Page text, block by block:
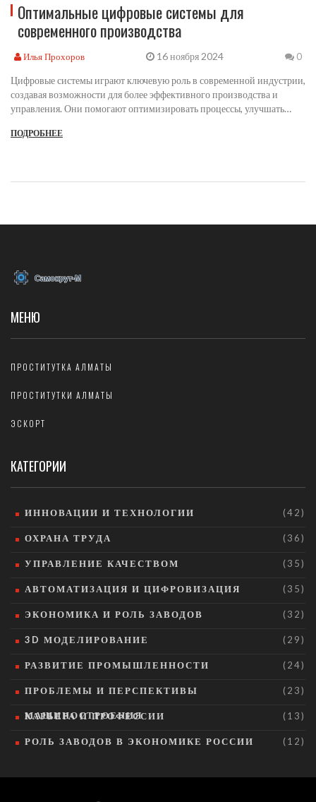
Оптимальные цифровые системы для
современного производства
Илья Прохоров 16 ноября 2024 0
Цифровые системы играют ключевую роль в современной индустрии,
создавая возможности для более эффективного производства и
управления. Они помогают оптимизировать процессы, улучшать
основные примеры цифровых технологий, применяемых в
блокчейн, становятся неотъемлемой частью современного
ПОДРОБНЕЕ
МЕНЮ
ПРОСТИТУТКА АЛМАТЫ
ПРОСТИТУТКИ АЛМАТЫ
ЭСКОРТ
КАТЕГОРИИ
ИННОВАЦИИ И ТЕХНОЛОГИИ (42)
ОХРАНА ТРУДА (36)
УПРАВЛЕНИЕ КАЧЕСТВОМ (35)
АВТОМАТИЗАЦИЯ И ЦИФРОВИЗАЦИЯ (35)
ЭКОНОМИКА И РОЛЬ ЗАВОДОВ (32)
3D МОДЕЛИРОВАНИЕ (29)
РАЗВИТИЕ ПРОМЫШЛЕННОСТИ (24)
ПРОБЛЕМЫ И ПЕРСПЕКТИВЫ
МАШИНОСТРОЕНИЯ
(23)
КАРЬЕРА И ПРОФЕССИИ (13)
РОЛЬ ЗАВОДОВ В ЭКОНОМИКЕ РОССИИ (12)